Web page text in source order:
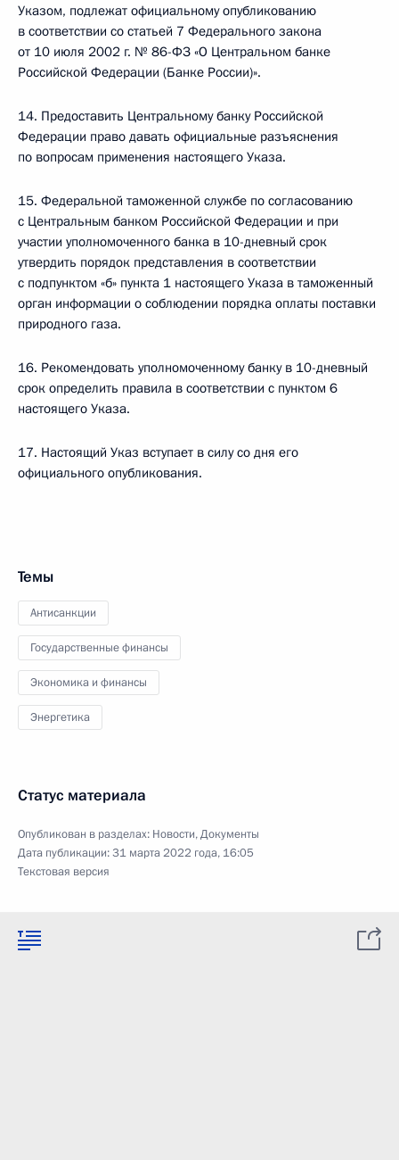
Указом, подлежат официальному опубликованию
в соответствии со статьей 7 Федерального закона
от 10 июля 2002 г. № 86-ФЗ «О Центральном банке
Российской Федерации (Банке России)».
14. Предоставить Центральному банку Российской
Федерации право давать официальные разъяснения
по вопросам применения настоящего Указа.
15. Федеральной таможенной службе по согласованию
с Центральным банком Российской Федерации и при
участии уполномоченного банка в 10-дневный срок
утвердить порядок представления в соответствии
с подпунктом «б» пункта 1 настоящего Указа в таможенный
орган информации о соблюдении порядка оплаты поставки
природного газа.
16. Рекомендовать уполномоченному банку в 10-дневный
срок определить правила в соответствии с пунктом 6
настоящего Указа.
17. Настоящий Указ вступает в силу со дня его
официального опубликования.
Темы
Антисанкции
Государственные финансы
Экономика и финансы
Энергетика
Статус материала
Опубликован в разделах: Новости,Документы
Дата публикации:31 марта 2022 года, 16:05
Текстовая версия